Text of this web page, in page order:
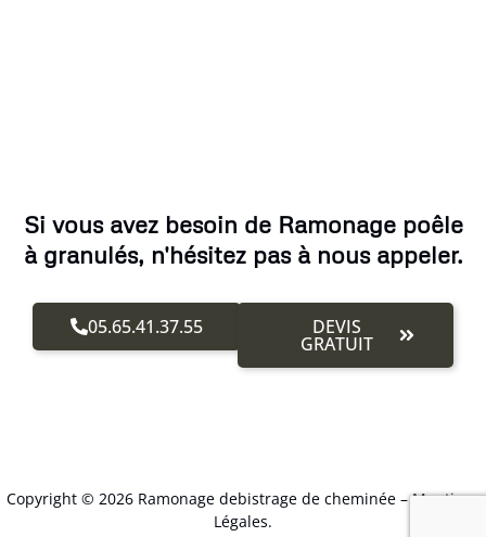
Si vous avez besoin de Ramonage poêle
à granulés, n'hésitez pas à nous appeler.
05.65.41.37.55 DEVIS
GRATUIT
Copyright © 2026 Ramonage debistrage de cheminée –Mentions
Légales.